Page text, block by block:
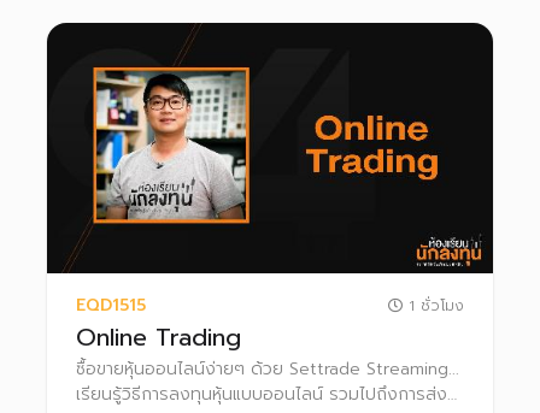
EQD1515 1 ชั่วโมง
Online Trading
ซื้อขายหุ้นออนไลน์ง่ายๆ ด้วย Settrade Streaming...
เรียนรู้วิธีการลงทุนหุ้นแบบออนไลน์ รวมไปถึงการส่ง